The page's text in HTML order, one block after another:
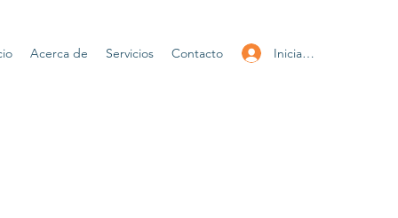
Iniciar sesión
Acerca de Servicios Contacto